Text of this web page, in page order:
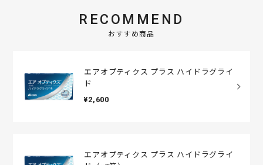
RECOMMEND
おすすめ商品
エアオプティクス プラス ハイドラグライ
ド
¥2,600
エアオプティクス プラス ハイドラグライ